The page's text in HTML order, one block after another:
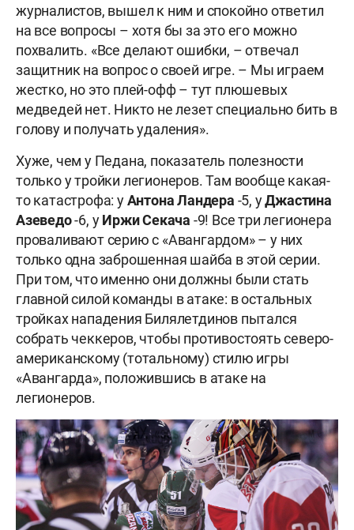
журналистов, вышел к ним и спокойно ответил
на все вопросы – хотя бы за это его можно
похвалить. «Все делают ошибки, – отвечал
защитник на вопрос о своей игре. – Мы играем
жестко, но это плей-офф – тут плюшевых
медведей нет. Никто не лезет специально бить в
голову и получать удаления».
Хуже, чем у Педана, показатель полезности
только у тройки легионеров. Там вообще какая-
то катастрофа: уАнтона Ландера -5, уДжастина
Азеведо-6, уИржи Секача -9! Все три легионера
проваливают серию с «Авангардом» – у них
только одна заброшенная шайба в этой серии.
При том, что именно они должны были стать
главной силой команды в атаке: в остальных
тройках нападения Билялетдинов пытался
собрать чеккеров, чтобы противостоять северо-
американскому (тотальному) стилю игры
«Авангарда», положившись в атаке на
легионеров.